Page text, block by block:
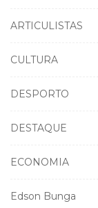
ARTICULISTAS
CULTURA
DESPORTO
DESTAQUE
ECONOMIA
Edson Bunga